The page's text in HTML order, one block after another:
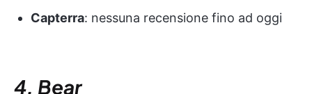
Capterra: nessuna recensione fino ad oggi
4. Bear